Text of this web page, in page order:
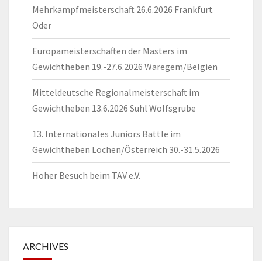
Mehrkampfmeisterschaft 26.6.2026 Frankfurt
Oder
Europameisterschaften der Masters im
Gewichtheben 19.-27.6.2026 Waregem/Belgien
Mitteldeutsche Regionalmeisterschaft im
Gewichtheben 13.6.2026 Suhl Wolfsgrube
13. Internationales Juniors Battle im
Gewichtheben Lochen/Österreich 30.-31.5.2026
Hoher Besuch beim TAV e.V.
ARCHIVES